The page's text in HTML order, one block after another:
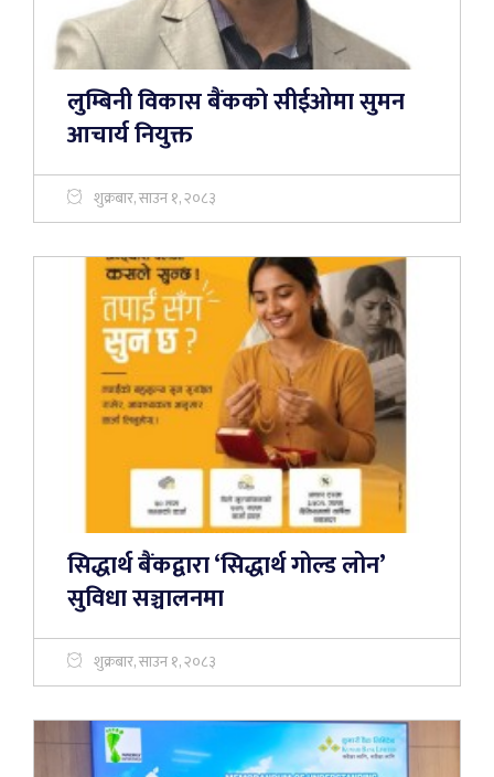
लुम्बिनी विकास बैंककाे सीईओमा सुमन
आचार्य नियुक्त
शुक्रबार, साउन १, २०८३
सिद्धार्थ बैंकद्वारा ‘सिद्धार्थ गोल्ड लोन’
सुविधा सञ्चालनमा
शुक्रबार, साउन १, २०८३